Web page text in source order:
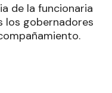
de la funcionaria
los gobernadores